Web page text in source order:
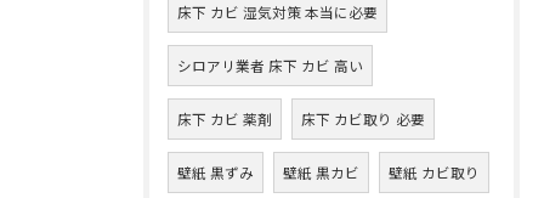
床下 カビ 湿気対策 本当に必要
シロアリ業者 床下 カビ 高い
床下 カビ 薬剤 床下 カビ取り 必要
壁紙 黒ずみ 壁紙 黒カビ 壁紙 カビ取り